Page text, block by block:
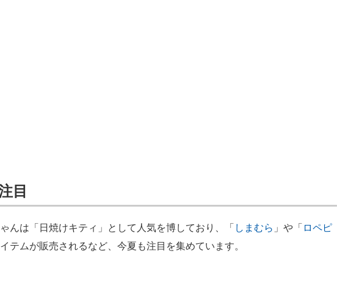
目
んは「日焼けキティ」として人気を博しており、「 しまむら 」や「 ロペピ
テムが販売されるなど、今夏も注目を集めています。